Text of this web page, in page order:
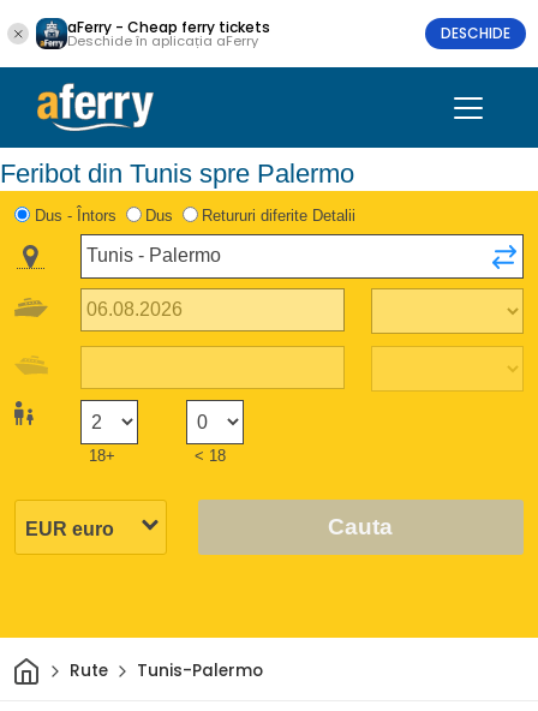
aFerry - Cheap ferry tickets
Deschide în aplicația aFerry DESCHIDE
Feribot din Tunis spre Palermo
Dus - Întors Dus Retururi diferite Detalii
18+ < 18
Cauta
AcasăRute Tunis-Palermo